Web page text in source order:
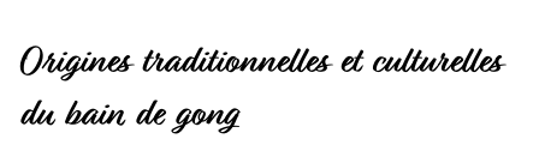
Origines traditionnelles et culturelles
du bain de gong